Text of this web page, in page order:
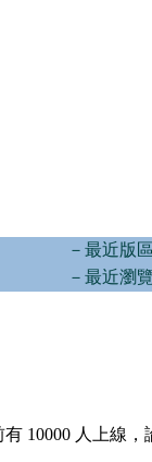
－最近版
－最近瀏
10000 人上線